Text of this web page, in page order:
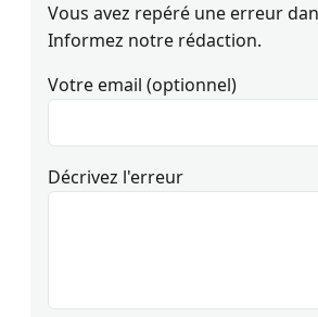
Vous avez repéré une erreur
Informez notre rédaction.
Votre email (optionnel)
Décrivez l'erreur